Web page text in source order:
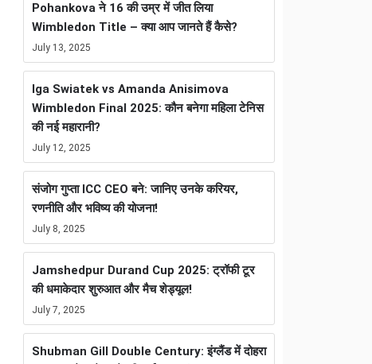
Pohankova ने 16 की उम्र में जीत लिया
Wimbledon Title – क्या आप जानते हैं कैसे?
July 13, 2025
Iga Swiatek vs Amanda Anisimova
Wimbledon Final 2025: कौन बनेगा महिला टेनिस
की नई महारानी?
July 12, 2025
संजोग गुप्ता ICC CEO बने: जानिए उनके करियर,
रणनीति और भविष्य की योजना!
July 8, 2025
Jamshedpur Durand Cup 2025: ट्रॉफी टूर
की धमाकेदार शुरुआत और मैच शेड्यूल!
July 7, 2025
Shubman Gill Double Century: इंग्लैंड में दोहरा